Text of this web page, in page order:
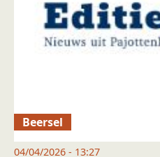
Beersel
04/04/2026 - 13:27